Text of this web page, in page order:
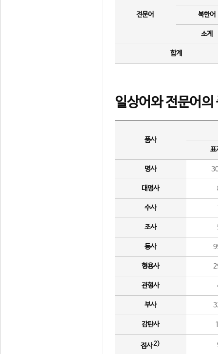
전문어 북한어
소계
합계
일상어와 전문어의
품사
표
명사
대명사
수사
조사
동사
형용사
관형사
부사
감탄사
접사2)